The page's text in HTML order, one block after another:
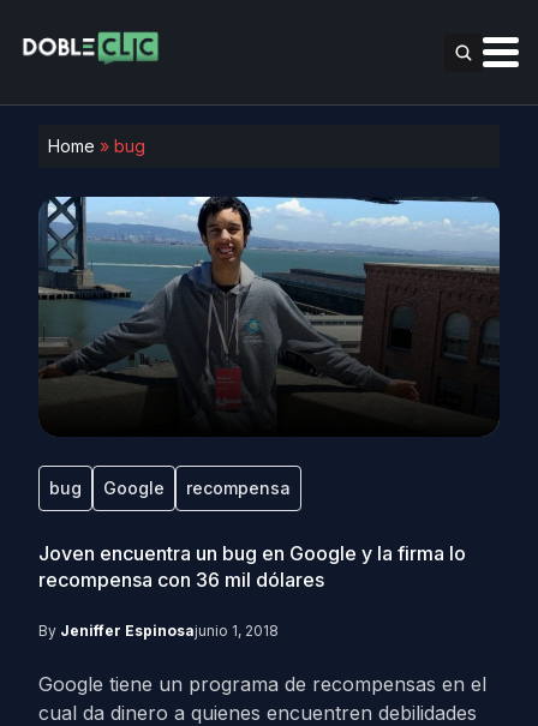
Home » bug
bug Google recompensa
Joven encuentra un bug en Google y la firma lo
recompensa con 36 mil dólares
By Jeniffer Espinosajunio 1, 2018
Google tiene un programa de recompensas en el
cual da dinero a quienes encuentren debilidades